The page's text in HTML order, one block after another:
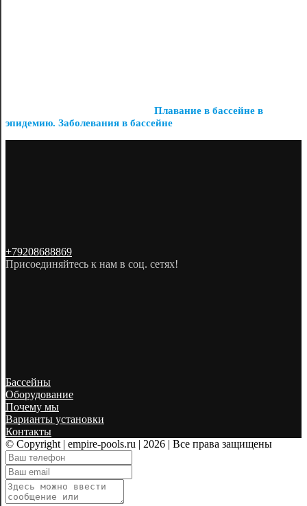
Плавание в бассейне в
эпидемию. Заболевания в бассейне
+79208688869
Присоединяйтесь к нам в соц. сетях!
Бассейны
Оборудование
Почему мы
Варианты установки
Контакты
© Copyright | empire-pools.ru | 2026 | Все права защищены